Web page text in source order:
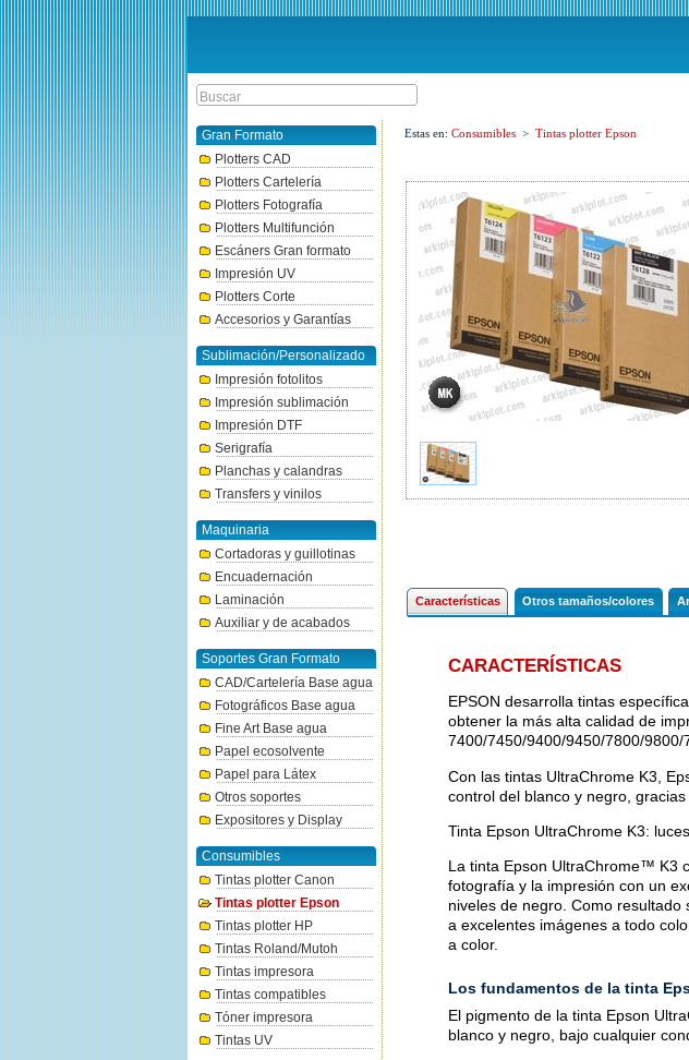
Gran Formato
Plotters CAD
Plotters Cartelería
Plotters Fotografía
Plotters Multifunción
Escáners Gran formato
Impresión UV
Plotters Corte
Accesorios y Garantías
Sublimación/Personalizado
Impresión fotolitos
Impresión sublimación
Impresión DTF
Serigrafía
Planchas y calandras
Transfers y vinilos
Maquinaria
Cortadoras y guillotinas
Encuadernación
Laminación
Auxiliar y de acabados
Soportes Gran Formato
CAD/Cartelería Base agua
Fotográficos Base agua
Fine Art Base agua
Papel ecosolvente
Papel para Látex
Otros soportes
Expositores y Display
Consumibles
Tintas plotter Canon
Tintas plotter Epson
Tintas plotter HP
Tintas Roland/Mutoh
Tintas impresora
Tintas compatibles
Tóner impresora
Tintas UV
Estas en: Consumibles > Tintas plotter Epson
Características Otros tamaños/colores
CARACTERÍSTICAS
EPSON desarrolla tintas
obtener la más alta calidad de
7400/7450/9400/9450/7800/9800/
Con las tintas UltraChrome K3,
control del blanco y negro,
Tinta Epson UltraChrome K3:
La tinta Epson UltraChrome™ K3
fotografía y la impresión con un
niveles de negro. Como
a excelentes imágenes a todo
a color.
Los fundamentos de la tinta
El pigmento de la tinta Epson
blanco y negro, bajo cualquier